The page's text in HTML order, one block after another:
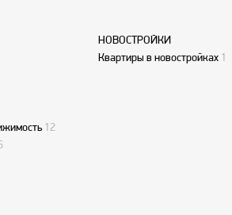
12
НОВОСТРОЙКИ
Квартиры в новостройках 1